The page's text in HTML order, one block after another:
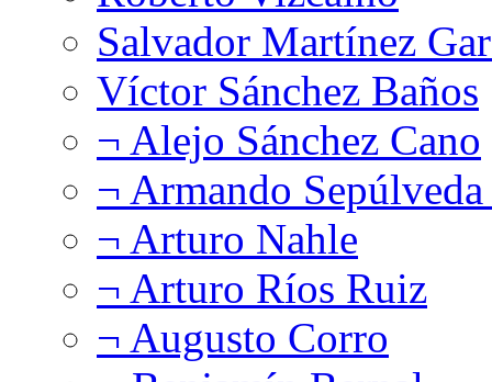
Salvador Martínez
Víctor Sánchez Baños
¬ Alejo Sánchez Cano
¬ Armando
¬ Arturo Nahle
¬ Arturo Ríos Ruiz
¬ Augusto Corro